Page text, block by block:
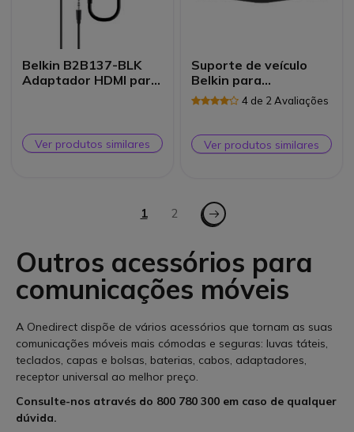
Belkin B2B137-BLK
Adaptador HDMI para
Ver produtos similares
Suporte de veículo
Belkin para
Smartphones4 de 2 Avaliações
Ver produtos similares
Página
Está de momento a ler a página
1 Página
2 Página - Seguinte
Outros acessórios para
comunicações móveis
A Onedirect dispõe de vários acessórios que tornam as suas
comunicações móveis mais cómodas e seguras: luvas táteis,
teclados, capas e bolsas, baterias, cabos, adaptadores,
receptor universal ao melhor preço.
Consulte-nos através do 800 780 300 em caso de qualquer
dúvida.